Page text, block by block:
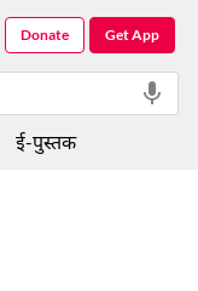
Get App
Donate
ई-पुस्तक